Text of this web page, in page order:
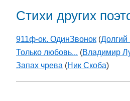
Стихи других
911ф-ок. ОдинЗвонок (Долгий
Только любовь... (Владимир
Запах чрева (Ник Скоба)